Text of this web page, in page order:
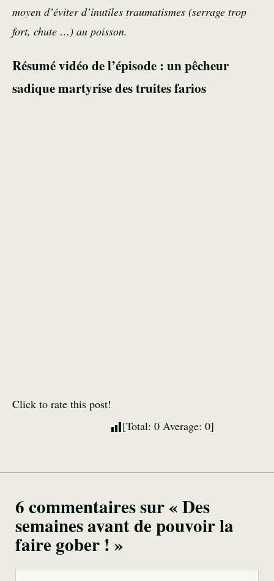
moyen d’éviter d’inutiles traumatismes (serrage trop
fort, chute …) au poisson.
Résumé vidéo de l’épisode : un pêcheur
sadique martyrise des truites farios
Click to rate this post!
[Total: 0 Average: 0]
6 commentaires sur « Des
semaines avant de pouvoir la
faire gober ! »